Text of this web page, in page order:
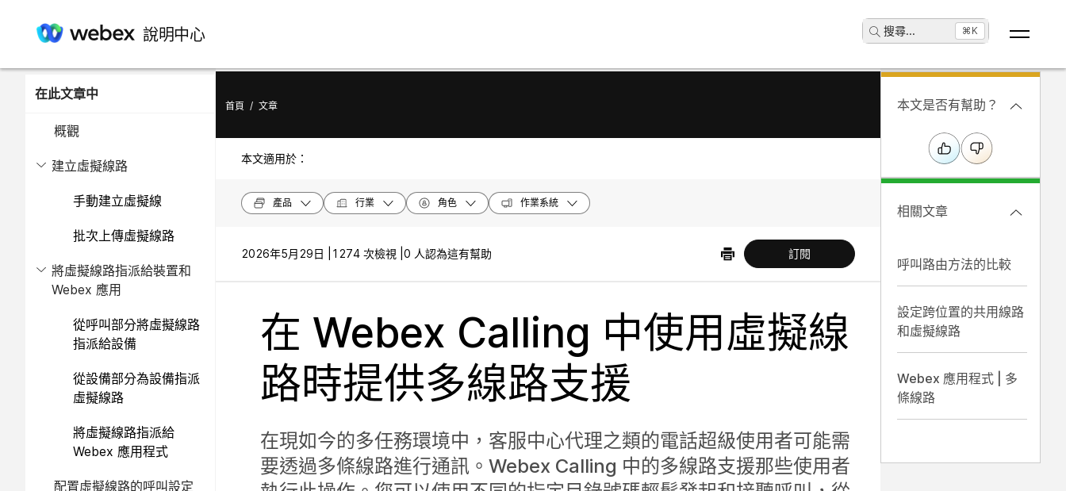
說明中心 搜尋... ⌘K
在此文章中
概觀
建立虛擬線路
手動建立虛擬線
批次上傳虛擬線路
將虛擬線路指派給裝置和
Webex 應用
從呼叫部分將虛擬線路
指派給設備
從設備部分為設備指派
虛擬線路
將虛擬線路指派給
Webex 應用程式
配置虛擬線路的呼叫設定
首頁 / 文章
本文適用於：
產品 行業 角色 作業系統
2026年5月29日 | 1274 次檢視 | 0 人認為這有幫助 訂閱
在 Webex Calling 中使用虛擬線
路時提供多線路支援
在現如今的多任務環境中，客服中心代理之類的電話超級使用者可能需
要透過多條線路進行通訊。Webex Calling 中的多線路支援那些使用者
本文是否有幫助？
相關文章
呼叫路由方法的比較
設定跨位置的共用線路
和虛擬線路
Webex 應用程式 | 多
條線路